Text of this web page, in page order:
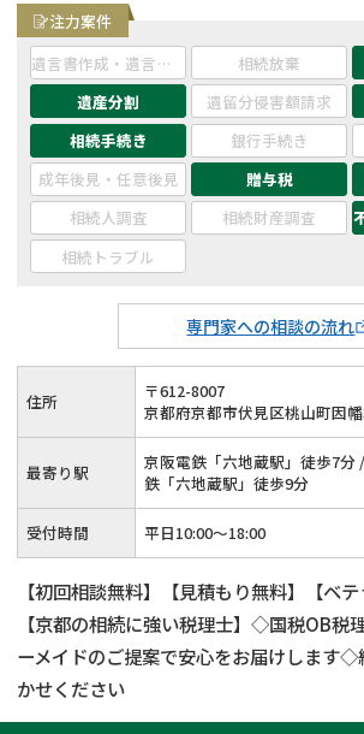
産)
専門家への相談の流れ
注力案件
遺言書作成・遺言執行
相続放棄
遺産分割
遺留分侵害額請求
相続手続き
銀行手続き
成年後見・任意後見
贈与税
相続人調査
相続財産調査
相続トラブル
住所 〒612-8007
京都府京都市伏見区桃山町因
最寄り駅
京阪電鉄「六地蔵駅」徒歩7分
鉄「六地蔵駅」徒歩9分
受付時間 平日10:00〜18:00
【初回相談無料】【見積もり無料】【ベテ
【京都の相続に強い税理士】◇国税OB
ーメイドのご提案で安心をお届けします◇
かせください